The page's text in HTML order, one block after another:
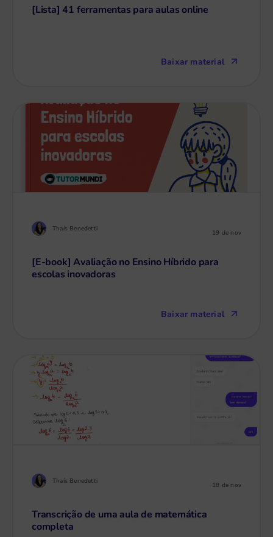
[Lista] 41 ferramentas para aulas online
Baixar material
Thaís Benedetti 19 de nov
[E-book] Avaliação no Ensino Híbrido para
escolas inovadoras
Baixar material
Thaís Benedetti 18 de nov
Transcrição de uma aula de matemática
completa​